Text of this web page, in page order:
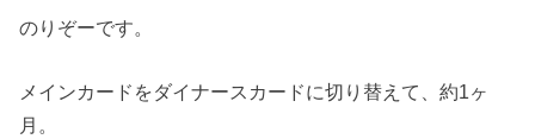
のりぞーです。
メインカードをダイナースカードに切り替えて、約1ヶ
月。